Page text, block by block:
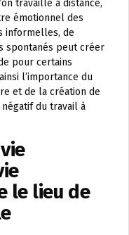
travaille à distance,
émotionnel des
informelles, de
spontanés peut créer
pour certains
l’importance du
et de la création de
du travail à
le lieu de